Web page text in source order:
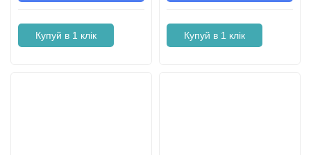
Купуй в 1 клік Купуй в 1 клік